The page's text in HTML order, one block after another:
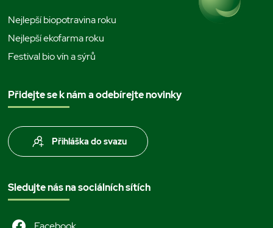
Nejlepší biopotravina roku
Nejlepší ekofarma roku
Festival bio vín a sýrů
Přidejte se k nám a odebírejte novinky
Přihláška do svazu
Sledujte nás na sociálních sítích